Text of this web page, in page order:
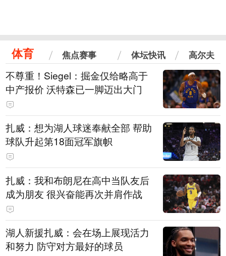
体育 焦点赛事 体坛快讯 高尔夫
不尊重！Siegel：掘金仅给略高于
中产报价 沃特森已一脚迈出大门
扎威：想为湖人球迷奉献全部 帮助
球队升起第18面冠军旗帜
扎威：我和布朗尼在高中当队友后
成为朋友 很兴奋能再次并肩作战
湖人新援扎威：会在场上展现活力
和努力 防守对方最好的球员